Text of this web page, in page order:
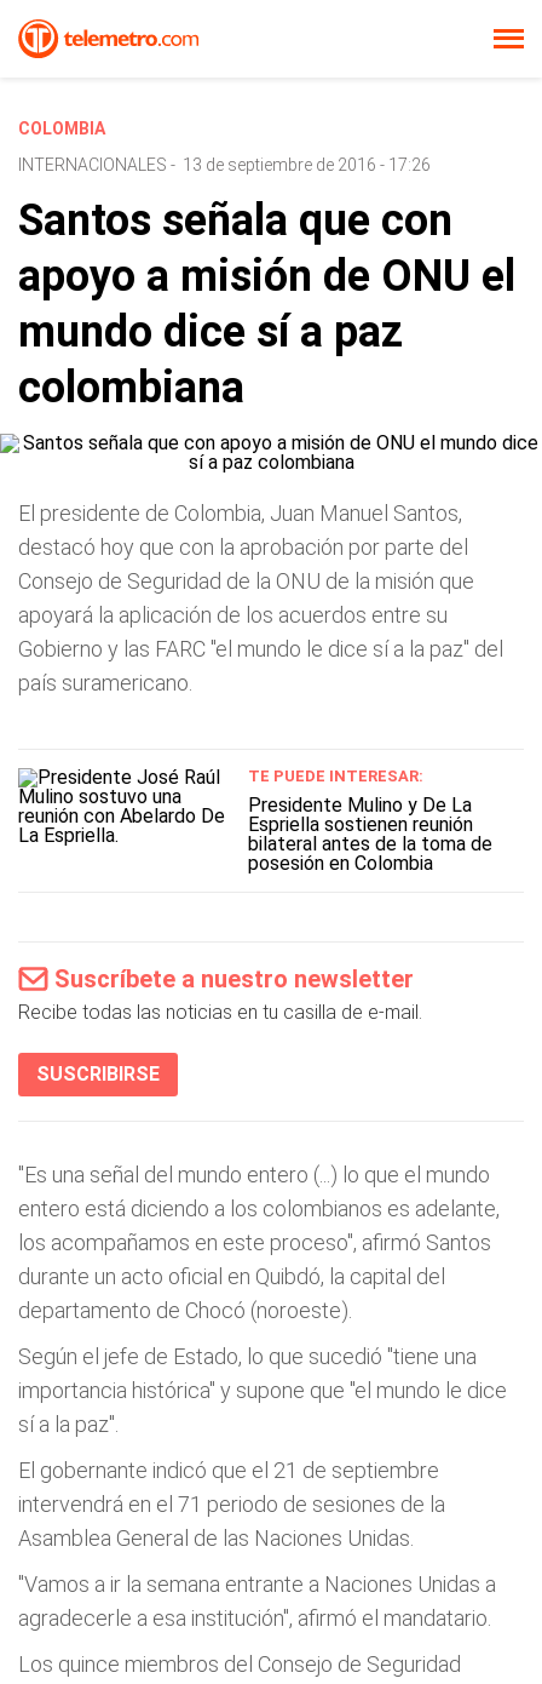
COLOMBIA
INTERNACIONALES - 13 de septiembre de 2016 - 17:26
Santos señala que con
apoyo a misión de ONU el
mundo dice sí a paz
colombiana
El presidente de Colombia, Juan Manuel Santos,
destacó hoy que con la aprobación por parte del
Consejo de Seguridad de la ONU de la misión que
apoyará la aplicación de los acuerdos entre su
Gobierno y las FARC "el mundo le dice sí a la paz" del
país suramericano.
TE PUEDE INTERESAR:
Presidente Mulino y De La
Espriella sostienen reunión
bilateral antes de la toma de
posesión en Colombia
Suscríbete a nuestro newsletter
Recibe todas las noticias en tu casilla de e-mail.
SUSCRIBIRSE
"Es una señal del mundo entero (...) lo que el mundo
entero está diciendo a los colombianos es adelante,
los acompañamos en este proceso", afirmó Santos
durante un acto oficial en Quibdó, la capital del
departamento de Chocó (noroeste).
Según el jefe de Estado, lo que sucedió "tiene una
importancia histórica" y supone que "el mundo le dice
sí a la paz".
El gobernante indicó que el 21 de septiembre
intervendrá en el 71 periodo de sesiones de la
Asamblea General de las Naciones Unidas.
"Vamos a ir la semana entrante a Naciones Unidas a
agradecerle a esa institución", afirmó el mandatario.
Los quince miembros del Consejo de Seguridad